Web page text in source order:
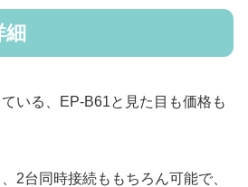
細
いる、EP-B61と見た目も価格も
2台同時接続ももちろん可能で、